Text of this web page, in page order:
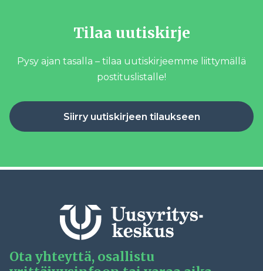
Tilaa uutiskirje
Pysy ajan tasalla – tilaa uutiskirjeemme liittymällä
postituslistalle!
Siirry uutiskirjeen tilaukseen
Ota yhteyttä, osallistu